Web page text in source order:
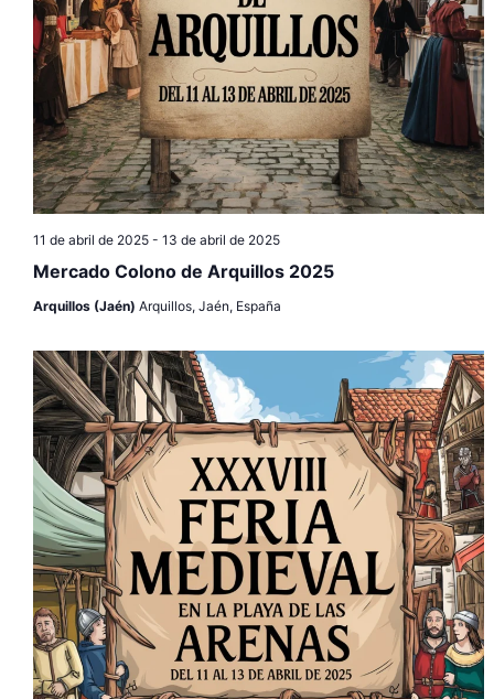
Mercado Colono de Arquillos 2025
11 de abril de 2025- 13 de abril de 2025
Arquillos (Jaén) Arquillos, Jaén, España